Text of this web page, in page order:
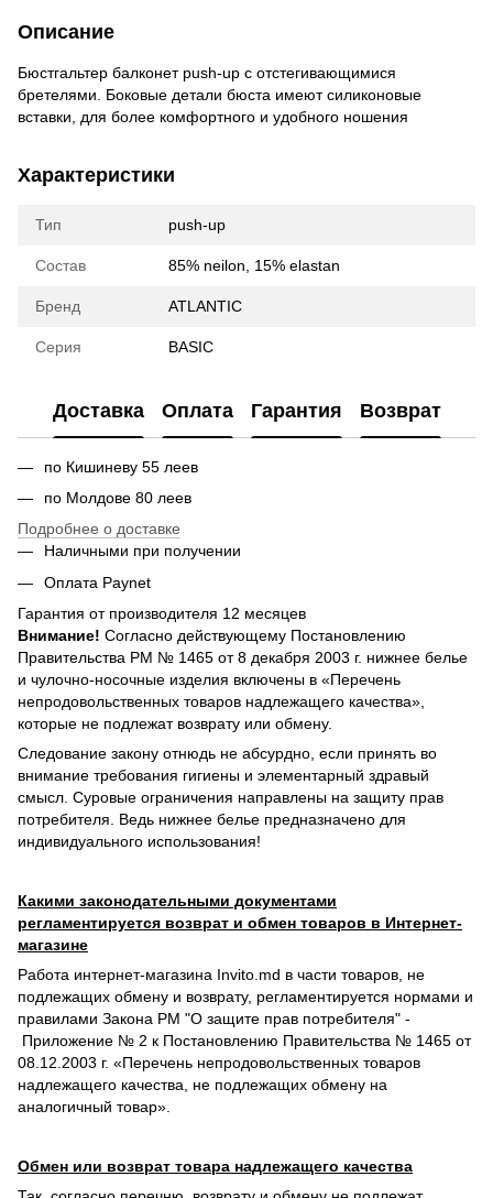
Описание
Бюстгальтер балконет push-up с отстегивающимися
бретелями. Боковые детали бюста имеют силиконовые
вставки, для более комфортного и удобного ношения
Характеристики
Тип push-up
Состав 85% neilon, 15% elastan
Бренд ATLANTIC
Серия BASIC
Доставка Оплата Гарантия Возврат
по Кишиневу 55 леев
по Молдове 80 леев
Подробнее о доставке
Наличными при получении
Оплата Paynet
Гарантия от производителя 12 месяцев
Внимание! Согласно действующему Постановлению
Правительства РМ № 1465 от 8 декабря 2003 г. нижнее белье
и чулочно-носочные изделия включены в «Перечень
непродовольственных товаров надлежащего качества»,
которые не подлежат возврату или обмену.
Следование закону отнюдь не абсурдно, если принять во
внимание требования гигиены и элементарный здравый
смысл. Суровые ограничения направлены на защиту прав
потребителя. Ведь нижнее белье предназначено для
индивидуального использования!
Какими законодательными документами
регламентируется возврат и обмен товаров в Интернет-
магазине
Работа интернет-магазина Invito.md в части товаров, не
подлежащих обмену и возврату, регламентируется нормами и
правилами Закона РМ "О защите прав потребителя" -
Приложение № 2 к Постановлению Правительства № 1465 от
08.12.2003 г. «Перечень непродовольственных товаров
надлежащего качества, не подлежащих обмену на
аналогичный товар».
Обмен или возврат товара надлежащего качества